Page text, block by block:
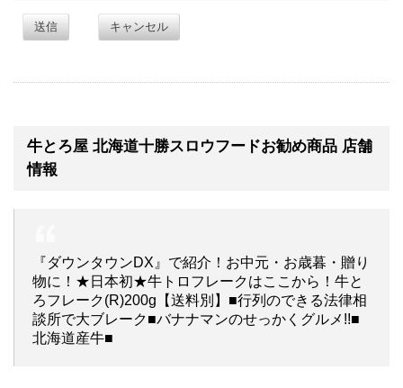
送信 キャンセル
牛とろ屋 北海道十勝スロウフードお勧め商品 店舗
情報
『ダウンタウンDX』で紹介！お中元・お歳暮・贈り
物に！★日本初★牛トロフレークはここから！牛と
ろフレーク(R)200g【送料別】■行列のできる法律相
談所で大ブレーク■バナナマンのせっかくグルメ!!■
北海道産牛■